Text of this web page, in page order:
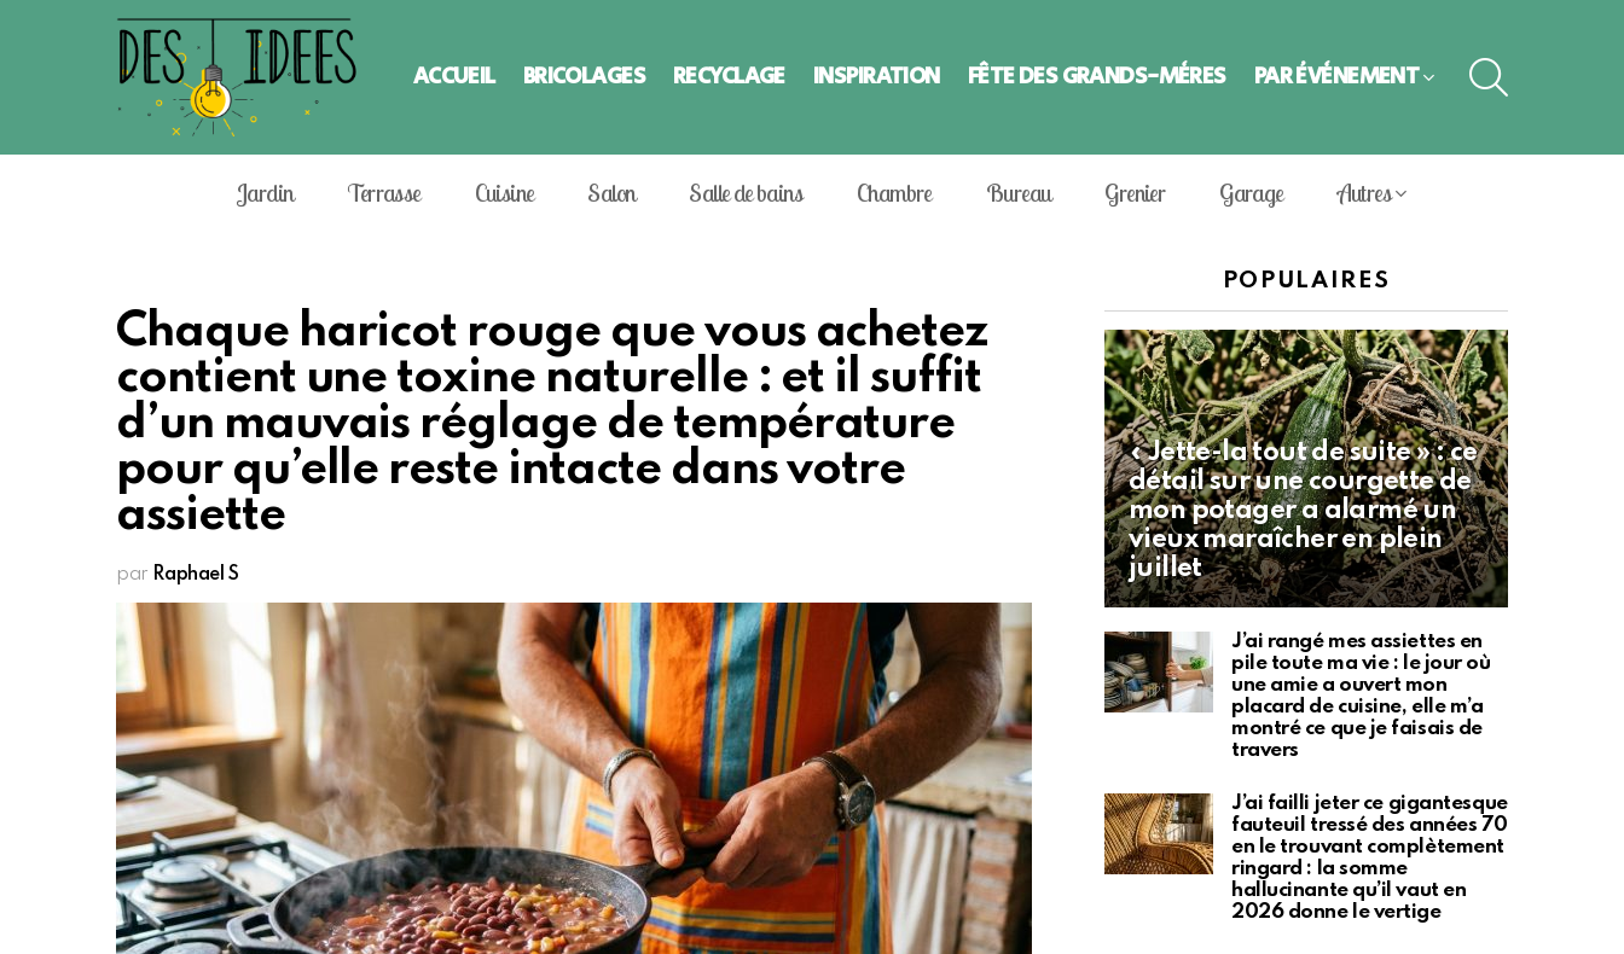
ACCUEIL BRICOLAGES RECYCLAGE INSPIRATION FÊTE DES GRANDS-MÈRES PAR ÉVÈNEMENT
Jardin Terrasse Cuisine Salon Salle de bains Chambre Bureau Grenier Garage Autres
Chaque haricot rouge que vous achetez
contient une toxine naturelle : et il suffit
d’un mauvais réglage de température
pour qu’elle reste intacte dans votre
assiette
par Raphael S
POPULAIRES
« Jette-la tout de suite » : ce
détail sur une courgette de
mon potager a alarmé un
vieux maraîcher en plein
juillet
J’ai rangé mes assiettes en
pile toute ma vie : le jour où
une amie a ouvert mon
placard de cuisine, elle m’a
montré ce que je faisais de
travers
J’ai failli jeter ce gigantesque
fauteuil tressé des années 70
en le trouvant complètement
ringard : la somme
hallucinante qu’il vaut en
2026 donne le vertige